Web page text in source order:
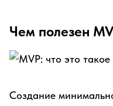
Чем полезен
Создание